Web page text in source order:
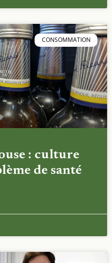
CONSOMMATION
: culture
de santé